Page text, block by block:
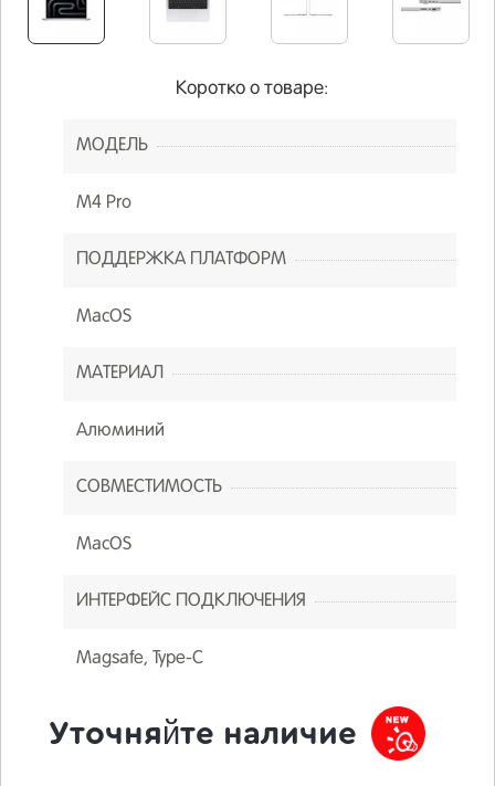
Уточняйте наличие
Коротко о товаре:
МОДЕЛЬ
M4 Pro
ПОДДЕРЖКА ПЛАТФОРМ
MacOS
МАТЕРИАЛ
Алюминий
СОВМЕСТИМОСТЬ
MacOS
ИНТЕРФЕЙС ПОДКЛЮЧЕНИЯ
Magsafe, Type-C